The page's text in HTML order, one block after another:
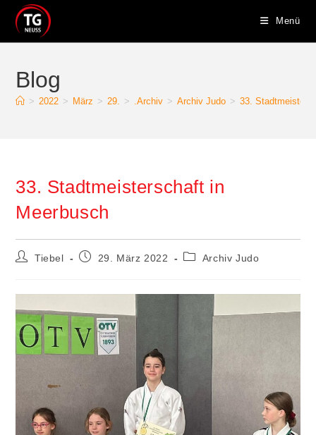
Inhalt
springen
Menü
Blog
> 2022 > März > 29. > .Archiv > Archiv Judo > 33.
33. Stadtmeisterschaft in
Meerbusch
Beitrags-
Tiebel
Beitrag29. März 2022
Beitrags-
Archiv Judo